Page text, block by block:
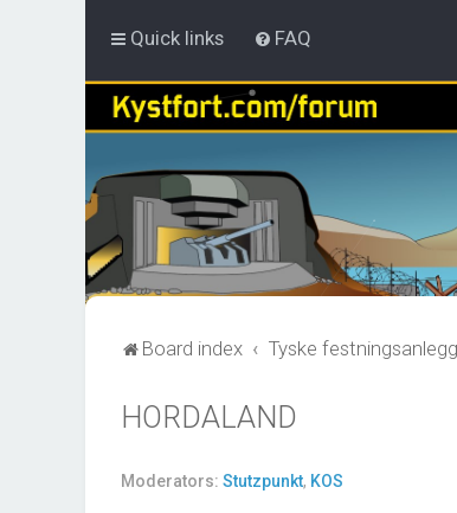
Quick links FAQ
Board index Tyske
HORDALAND
Moderators: Stutzpunkt, KOS